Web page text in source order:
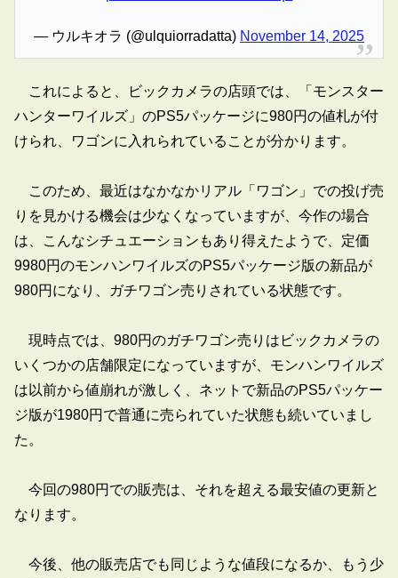
— ウルキオラ (@ulquiorradatta) November 14, 2025
これによると、ビックカメラの店頭では、「モンスター
ハンターワイルズ」のPS5パッケージに980円の値札が付
けられ、ワゴンに入れられていることが分かります。
このため、最近はなかなかリアル「ワゴン」での投げ売
りを見かける機会は少なくなっていますが、今作の場合
は、こんなシチュエーションもあり得えたようで、定価
9980円のモンハンワイルズのPS5パッケージ版の新品が
980円になり、ガチワゴン売りされている状態です。
現時点では、980円のガチワゴン売りはビックカメラの
いくつかの店舗限定になっていますが、モンハンワイルズ
は以前から値崩れが激しく、ネットで新品のPS5パッケー
ジ版が1980円で普通に売られていた状態も続いていまし
た。
今回の980円での販売は、それを超える最安値の更新と
なります。
今後、他の販売店でも同じような値段になるか、もう少